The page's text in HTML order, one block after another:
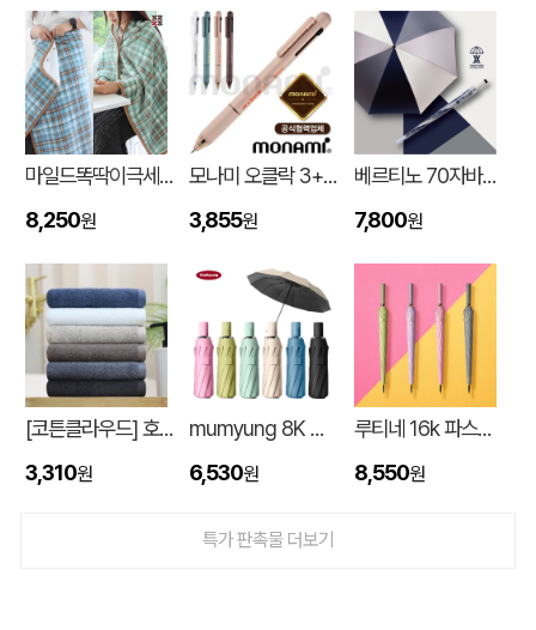
마일드똑딱이극세사담요
8,250원
모나미 오클락 3+1멀티펜 (0.5) (모나미공식협력업체)
3,855원
베르티노 70자바라파스텔암막 UV
7,800원
[코튼클라우드] 호텔수건 170g 1P (자수,나염)
3,310원
mumyung 8K 암막 베이스 완전자동 3단 양우산
6,530원
루티네 16k 파스텔 자동 장우산
8,550원
특가 판촉물 더보기
이OO 입체형떡메모_(도자기레인보우) 08-08